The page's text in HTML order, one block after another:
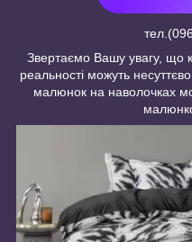
Звертаємо Вашу увагу, що
реальності можуть
малюнок на наволочках